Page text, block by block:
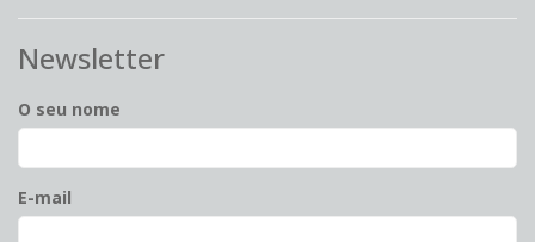
Newsletter
O seu nome
E-mail